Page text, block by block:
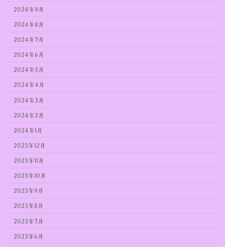
2024年9月
2024年8月
2024年7月
2024年6月
2024年5月
2024年4月
2024年3月
2024年2月
2024年1月
2023年12月
2023年11月
2023年10月
2023年9月
2023年8月
2023年7月
2023年6月